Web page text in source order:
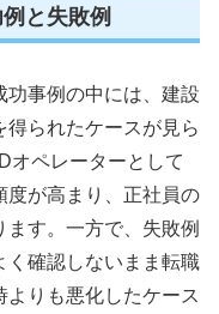
と失敗例
事例の中には、建設
られたケースが見ら
オペレーターとして
度が高まり、正社員の
す。一方で、失敗例
く確認しないまま転職
よりも悪化したケース